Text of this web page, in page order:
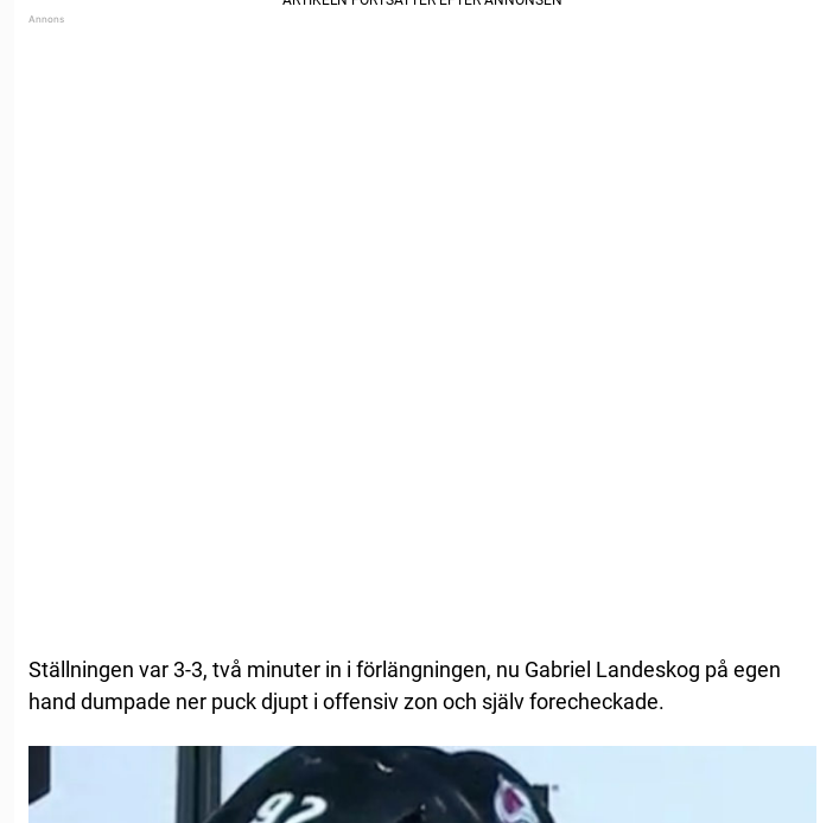
Ställningen var 3-3, två minuter in i förlängningen, nu Gabriel Landeskog på egen
hand dumpade ner puck djupt i offensiv zon och själv forecheckade.